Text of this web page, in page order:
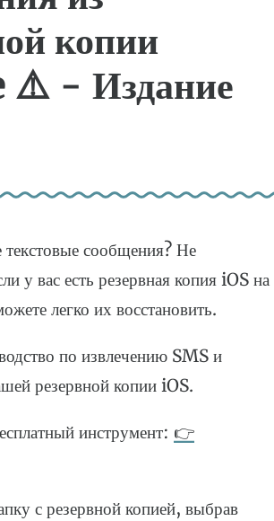
копии
⚠️ - Издание
сообщения? Не
у вас есть резервная копия iOS на
легко их восстановить.
по извлечению SMS и
резервной копии iOS.
инструмент: 👉
с резервной копией, выбрав